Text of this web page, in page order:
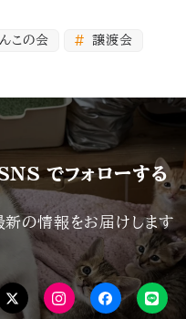
この会 譲渡会
でフォローする
新の情報をお届けします
X Instagram
Facebook
LINE